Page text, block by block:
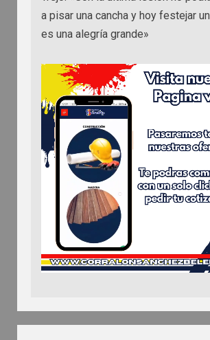
a pisar una cancha y hoy festejar
es una alegría grande»